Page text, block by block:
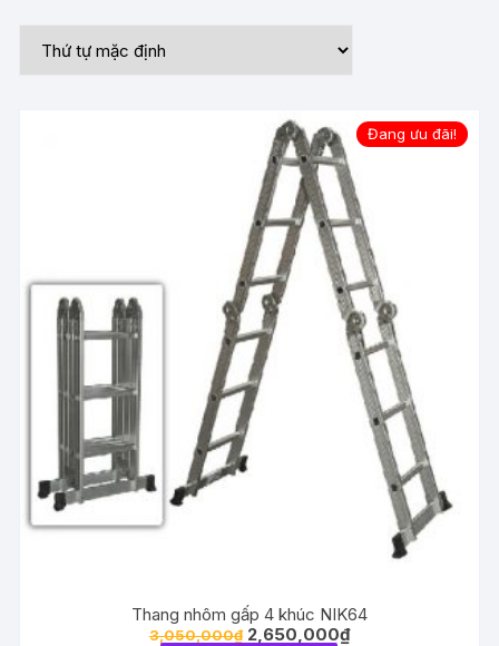
Đang ưu đãi!
Thang nhôm gấp 4 khúc NIK64
3,050,000₫ 2,650,000₫